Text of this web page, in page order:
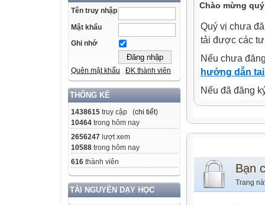
Tên truy nhập
Mật khẩu
Ghi nhớ
Quên mật khẩu ĐK thành viên
THỐNG KÊ
1438615 truy cập (chi tiết)
10464 trong hôm nay
2656247 lượt xem
10588 trong hôm nay
616 thành viên
TÀI NGUYÊN DẠY HỌC
Chào mừng
Quý vị chưa
tải được các
Nếu chưa
hướng dẫn
Nếu đã đăng
Bạn
Trang